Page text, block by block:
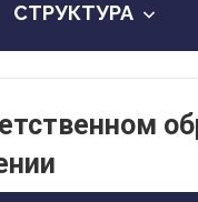
CТРУКТУРА